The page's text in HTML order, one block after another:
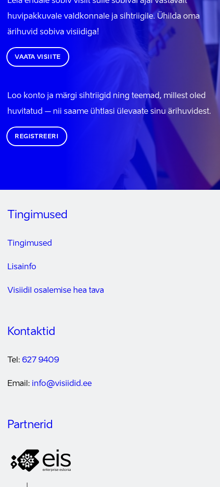
huvipakkuvale valdkonnale ja sihtriigile. Ühilda oma
ärihuvid sobiva visiidiga!
VAATA VISIITE
Loo konto ja märgi sihtriigid ning teemad, millest oled
huvitatud – nii saame ühtlasi ülevaate sinu ärihuvidest.
REGISTREERI
Tingimused
Tingimused
Lisainfo
Visiidil osalemise hea tava
Kontaktid
Tel: 627 9409
Email: info@visiidid.ee
Partnerid